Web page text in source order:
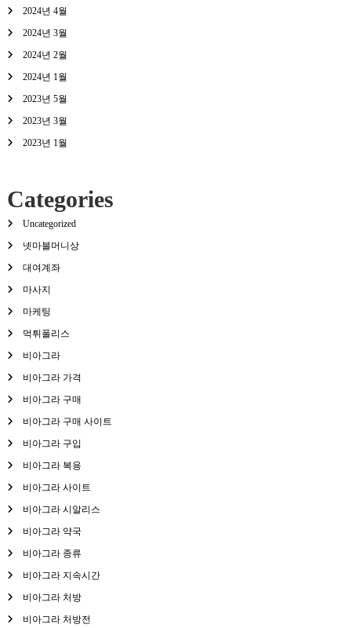
2024년 4월
2024년 3월
2024년 2월
2024년 1월
2023년 5월
2023년 3월
2023년 1월
Categories
Uncategorized
넷마블머니상
대여계좌
마사지
마케팅
먹튀폴리스
비아그라
비아그라 가격
비아그라 구매
비아그라 구매 사이트
비아그라 구입
비아그라 복용
비아그라 사이트
비아그라 시알리스
비아그라 약국
비아그라 종류
비아그라 지속시간
비아그라 처방
비아그라 처방전